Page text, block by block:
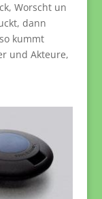
Worscht un
dann
kummt
und Akteure,